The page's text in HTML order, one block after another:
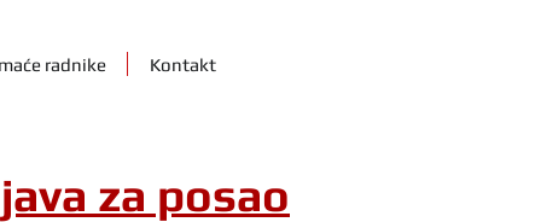
radnike Kontakt
za posao